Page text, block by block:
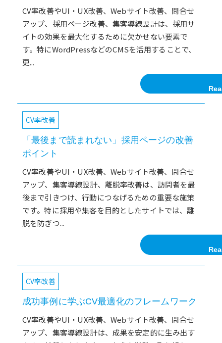
CV率改善やUI・UX改善、Webサイト改善、問合せ
アップ、採用ページ改善、集客導線設計は、採用サ
イトの効果を最大化するために欠かせない要素で
す。特にWordPressなどのCMSを活用することで、
更...
CV率改善
「最後まで読まれない」採用ページの改善
ポイント
CV率改善やUI・UX改善、Webサイト改善、問合せ
アップ、集客導線設計、離脱率改善は、訪問者を最
後まで引きつけ、行動につなげるための重要な施策
です。特に採用や集客を目的としたサイトでは、離
脱を防ぎつ...
CV率改善
成功事例に学ぶCV最適化のフレームワーク
CV率改善やUI・UX改善、Webサイト改善、問合せ
アップ、集客導線設計は、成果を安定的に生み出す